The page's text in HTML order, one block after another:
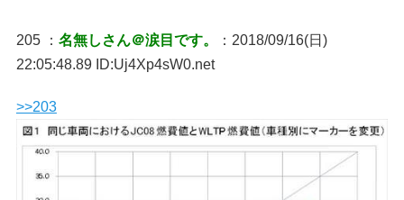
205 ： 名無しさん＠涙目です。
：2018/09/16(日)
22:05:48.89 ID:Uj4Xp4sW0.net
>>203